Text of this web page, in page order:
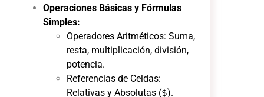
Operaciones Básicas y Fórmulas
Simples:
Operadores Aritméticos: Suma,
resta, multiplicación, división,
potencia.
Referencias de Celdas:
Relativas y Absolutas ($).